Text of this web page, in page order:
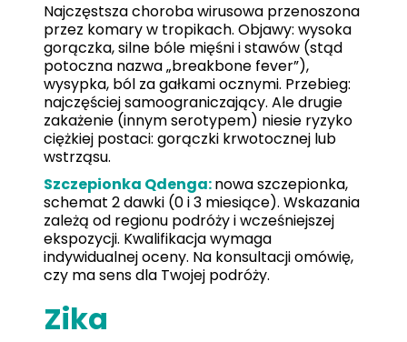
Najczęstsza choroba wirusowa przenoszona
przez komary w tropikach. Objawy: wysoka
gorączka, silne bóle mięśni i stawów (stąd
potoczna nazwa „breakbone fever”),
wysypka, ból za gałkami ocznymi. Przebieg:
najczęściej samoograniczający. Ale drugie
zakażenie (innym serotypem) niesie ryzyko
ciężkiej postaci: gorączki krwotocznej lub
wstrząsu.
Szczepionka Qdenga:nowa szczepionka,
schemat 2 dawki (0 i 3 miesiące). Wskazania
zależą od regionu podróży i wcześniejszej
ekspozycji. Kwalifikacja wymaga
indywidualnej oceny. Na konsultacji omówię,
czy ma sens dla Twojej podróży.
Zika